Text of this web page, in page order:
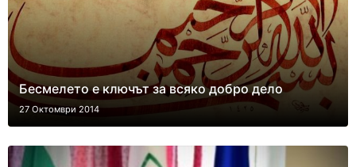
Бесмелето е ключът за всяко добро дело
27 Октомври 2014